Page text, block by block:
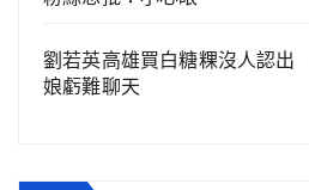
劉若英高雄買白糖粿沒人認
娘虧難聊天